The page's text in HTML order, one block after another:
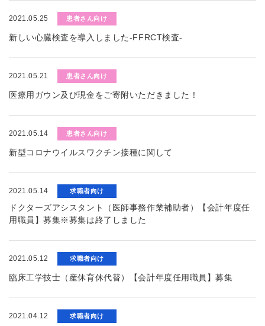
2021.05.25 患者さん向け
新しい心臓検査を導入しました-FFRCT検査-
2021.05.21 患者さん向け
医療用ガウン及び現金をご寄附いただきました！
2021.05.14 患者さん向け
新型コロナウイルスワクチン接種に関して
2021.05.14 求職者向け
ドクターズアシスタント（医師事務作業補助者）【会計年度任
用職員】募集※募集は終了しました
2021.05.12 求職者向け
臨床工学技士（産休育休代替）【会計年度任用職員】募集
2021.04.12 求職者向け